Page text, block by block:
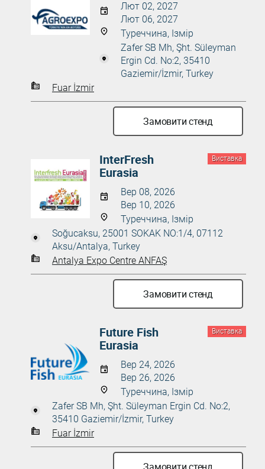
Лют 02, 2027
Лют 06, 2027
Туреччина, Ізмір
Zafer SB Mh, Şht. Süleyman
Ergin Cd. No:2, 35410
Gaziemir/İzmir, Turkey
Fuar İzmir
Замовити стенд
Виставка
InterFresh
Eurasia
Вер 08, 2026
Вер 10, 2026
Туреччина, Ізмір
Soğucaksu, 25001 SOKAK NO:1/4, 07112
Aksu/Antalya, Turkey
Antalya Expo Centre ANFAŞ
Замовити стенд
Виставка
Future Fish
Eurasia
Вер 24, 2026
Вер 26, 2026
Туреччина, Ізмір
Zafer SB Mh, Şht. Süleyman Ergin Cd. No:2,
35410 Gaziemir/İzmir, Turkey
Fuar İzmir